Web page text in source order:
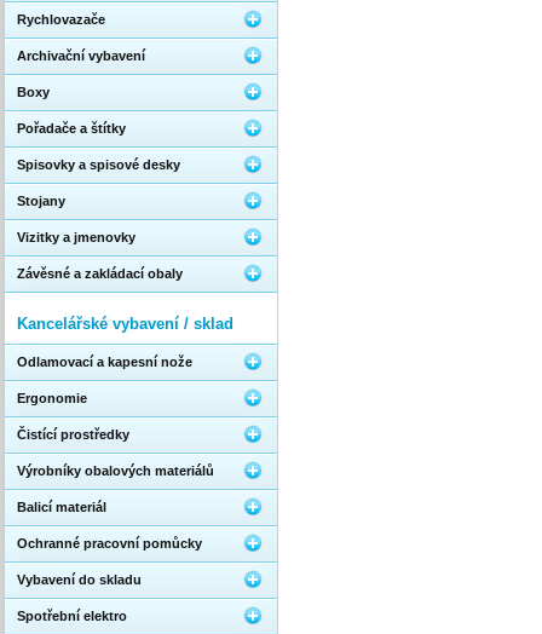
Rychlovazače
Archivační vybavení
Boxy
Pořadače a štítky
Spisovky a spisové desky
Stojany
Vizitky a jmenovky
Závěsné a zakládací obaly
Kancelářské vybavení / sklad
Odlamovací a kapesní nože
Ergonomie
Čistící prostředky
Výrobníky obalových materiálů
Balicí materiál
Ochranné pracovní pomůcky
Vybavení do skladu
Spotřební elektro